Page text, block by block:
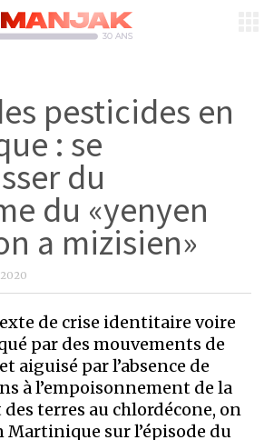
pesticides en
: se
du
du «yenyen
a mizisien»
de crise identitaire voire
par des mouvements de
aiguisé par l’absence de
à l’empoisonnement de la
terres au chlordécone, on
Martinique sur l’épisode du